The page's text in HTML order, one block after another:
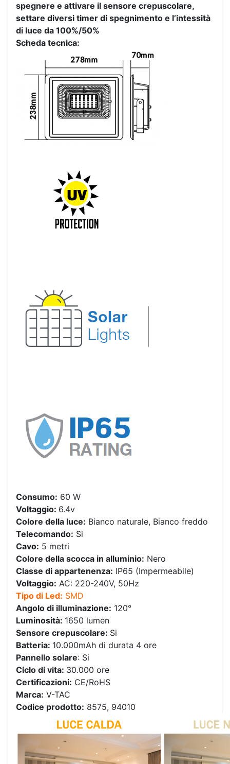
spegnere e attivare il sensore crepuscolare,
settare diversi timer di spegnimento e l’intessità
di luce da 100%/50%
Scheda tecnica:
Consumo: 60 W
Voltaggio: 6.4v
Colore della luce: Bianco naturale, Bianco freddo
Telecomando: Si
Cavo: 5 metri
Colore della scocca in alluminio: Nero
Classe di appartenenza: IP65 (Impermeabile)
Voltaggio: AC: 220-240V, 50Hz
Tipo di Led: SMD
Angolo di illuminazione: 120°
Luminosità: 1650 lumen
Sensore crepuscolare: Si
Batteria: 10.000mAh di durata 4 ore
Pannello solare: Si
Ciclo di vita: 30.000 ore
Certificazioni: CE/RoHS
Marca: V-TAC
Codice prodotto: 8575, 94010